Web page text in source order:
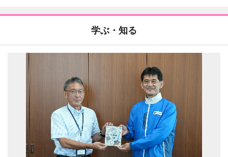
学ぶ・知る